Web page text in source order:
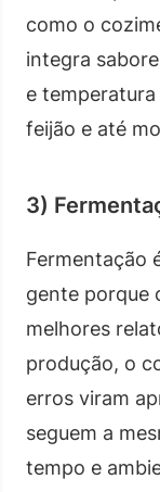
como o
integra
e
feijão e até
3)
Fermentação
gente porque
melhores
produção, o
erros viram
seguem a
tempo e